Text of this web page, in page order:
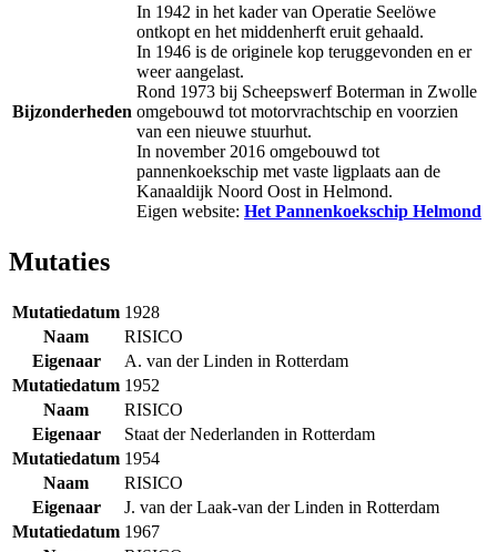
Bijzonderheden
In 1942 in het kader van Operatie Seelöwe
ontkopt en het middenherft eruit gehaald.
In 1946 is de originele kop teruggevonden en er
weer aangelast.
Rond 1973 bij Scheepswerf Boterman in Zwolle
omgebouwd tot motorvrachtschip en voorzien
van een nieuwe stuurhut.
In november 2016 omgebouwd tot
pannenkoekschip met vaste ligplaats aan de
Kanaaldijk Noord Oost in Helmond.
Eigen website: Het Pannenkoekschip Helmond
Mutaties
Mutatiedatum 1928
Naam
RISICO
Eigenaar
A. van der Linden in Rotterdam
Mutatiedatum 1952
Naam
RISICO
Eigenaar
Staat der Nederlanden in Rotterdam
Mutatiedatum 1954
Naam
RISICO
Eigenaar
J. van der Laak-van der Linden in Rotterdam
Mutatiedatum 1967